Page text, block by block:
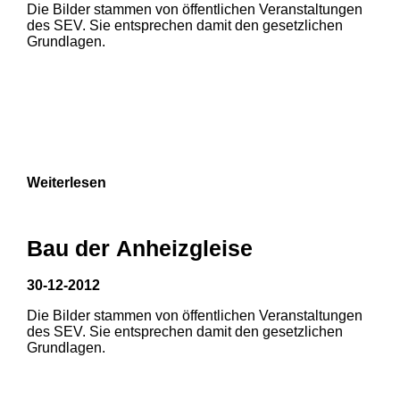
1 2
Die Bilder stammen von öffentlichen Veranstaltungen
des SEV. Sie entsprechen damit den gesetzlichen
Grundlagen.
Weiterlesen
Bau der Anheizgleise
30-12-2012
Die Bilder stammen von öffentlichen Veranstaltungen
des SEV. Sie entsprechen damit den gesetzlichen
Grundlagen.